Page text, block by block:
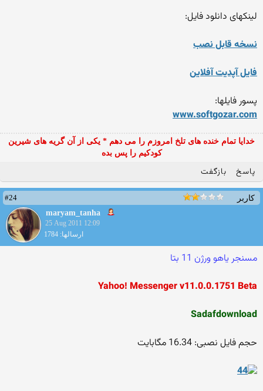
لینکهای دانلود فایل:
نسخه قابل نصب
فایل آپدیت آفلاین
پسور فایلها:
www.softgozar.com
خدایا تمام خنده های تلخ امروزم را می دهم * یکی از آن گریه های شیرین
کودکیم را پس بده
پاسخ بازگفت
کاربر
#24
maryam_tanha
25 Aug 2011 12:09
ارسالها: 1784
مسنجر یاهو ورژن 11 بتا
Yahoo! Messenger v11.0.0.1751 Beta
Sadafdownload
حجم فایل نصبی: 16.34 مگابایت